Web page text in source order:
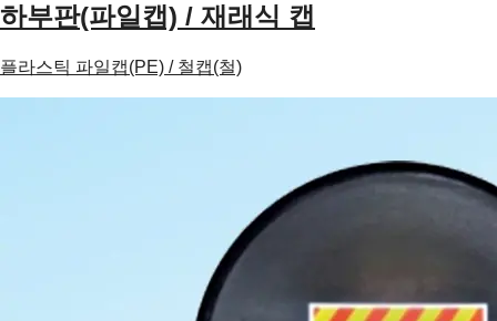
하부판(파일캡) / 재래식 캡
플라스틱 파일캡(PE) / 철캡(철)